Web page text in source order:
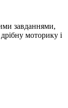
завданнями,
моторику і